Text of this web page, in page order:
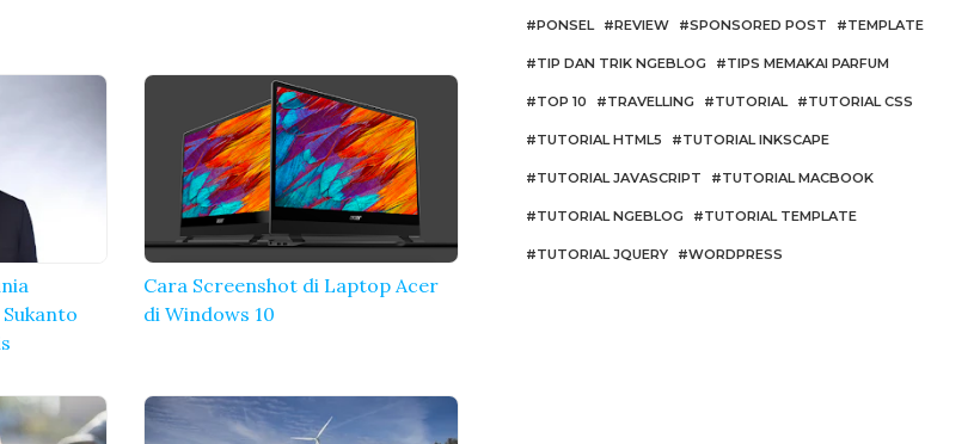
Cara Screenshot di Laptop Acer
di Windows 10
PONSEL REVIEW SPONSORED POST TEMPLATE
TIP DAN TRIK NGEBLOG TIPS MEMAKAI PARFUM
TOP 10 TRAVELLING TUTORIAL TUTORIAL CSS
TUTORIAL HTML5 TUTORIAL INKSCAPE
TUTORIAL JAVASCRIPT TUTORIAL MACBOOK
TUTORIAL NGEBLOG TUTORIAL TEMPLATE
TUTORIAL JQUERY WORDPRESS